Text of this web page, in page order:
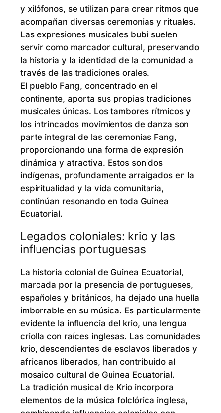
y xilófonos, se utilizan para crear ritmos que
acompañan diversas ceremonias y rituales.
Las expresiones musicales bubi suelen
servir como marcador cultural, preservando
la historia y la identidad de la comunidad a
través de las tradiciones orales.
El pueblo Fang, concentrado en el
continente, aporta sus propias tradiciones
musicales únicas. Los tambores rítmicos y
los intrincados movimientos de danza son
parte integral de las ceremonias Fang,
proporcionando una forma de expresión
dinámica y atractiva. Estos sonidos
indígenas, profundamente arraigados en la
espiritualidad y la vida comunitaria,
continúan resonando en toda Guinea
Ecuatorial.
Legados coloniales: krio y las
influencias portuguesas
La historia colonial de Guinea Ecuatorial,
marcada por la presencia de portugueses,
españoles y británicos, ha dejado una huella
imborrable en su música. Es particularmente
evidente la influencia del krio, una lengua
criolla con raíces inglesas. Las comunidades
krio, descendientes de esclavos liberados y
africanos liberados, han contribuido al
mosaico cultural de Guinea Ecuatorial.
La tradición musical de Krio incorpora
elementos de la música folclórica inglesa,